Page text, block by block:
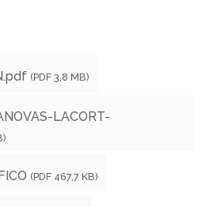
(PDF 3,8 MB)
LACORT-
(PDF 467,7 KB)